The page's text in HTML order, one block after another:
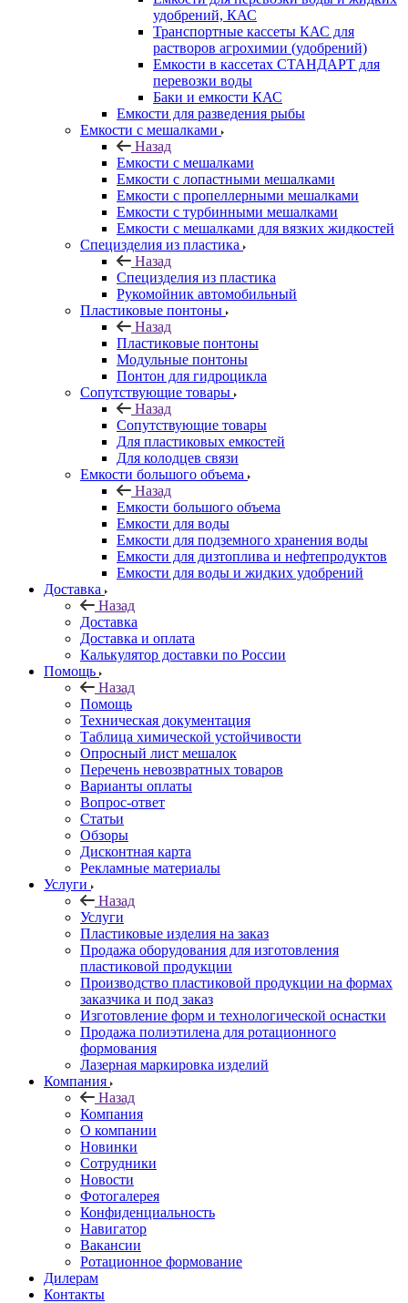
удобрений, КАС
Транспортные кассеты КАС для
растворов агрохимии (удобрений)
Емкости в кассетах СТАНДАРТ для
перевозки воды
Баки и емкости КАС
Емкости для разведения рыбы
Емкости с мешалками
Назад
Емкости с мешалками
Емкости с лопастными мешалками
Емкости с пропеллерными мешалками
Емкости с турбинными мешалками
Емкости с мешалками для вязких жидкостей
Специзделия из пластика
Назад
Специзделия из пластика
Рукомойник автомобильный
Пластиковые понтоны
Назад
Пластиковые понтоны
Модульные понтоны
Понтон для гидроцикла
Сопутствующие товары
Назад
Сопутствующие товары
Для пластиковых емкостей
Для колодцев связи
Емкости большого объема
Назад
Емкости большого объема
Емкости для воды
Емкости для подземного хранения воды
Емкости для дизтоплива и нефтепродуктов
Емкости для воды и жидких удобрений
Доставка
Назад
Доставка
Доставка и оплата
Калькулятор доставки по России
Помощь
Назад
Помощь
Техническая документация
Таблица химической устойчивости
Опросный лист мешалок
Перечень невозвратных товаров
Варианты оплаты
Вопрос-ответ
Статьи
Обзоры
Дисконтная карта
Рекламные материалы
Услуги
Назад
Услуги
Пластиковые изделия на заказ
Продажа оборудования для изготовления
пластиковой продукции
Производство пластиковой продукции на формах
заказчика и под заказ
Изготовление форм и технологической оснастки
Продажа полиэтилена для ротационного
формования
Лазерная маркировка изделий
Компания
Назад
Компания
О компании
Новинки
Сотрудники
Новости
Фотогалерея
Конфиденциальность
Навигатор
Вакансии
Ротационное формование
Дилерам
Контакты